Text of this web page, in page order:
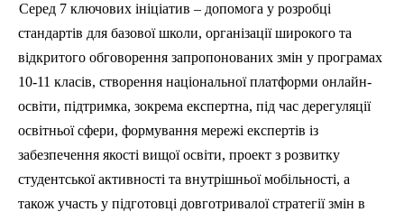
Серед 7 ключових ініціатив – допомога у розробці
стандартів для базової школи, організації широкого та
відкритого обговорення запропонованих змін у програмах
10-11 класів, створення національної платформи онлайн-
освіти, підтримка, зокрема експертна, під час дерегуляції
освітньої сфери, формування мережі експертів із
забезпечення якості вищої освіти, проект з розвитку
студентської активності та внутрішньої мобільності, а
також участь у підготовці довготривалої стратегії змін в